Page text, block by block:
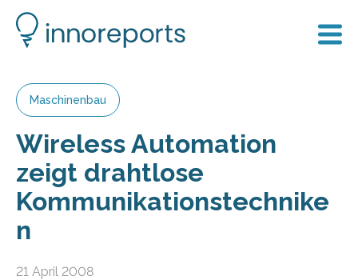
Maschinenbau
Wireless Automation
zeigt drahtlose
Kommunikationstechnike
n
21 April 2008